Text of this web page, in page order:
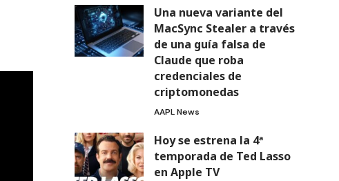
Una nueva variante del
MacSync Stealer a través
de una guía falsa de
Claude que roba
credenciales de
criptomonedas
AAPL News
Hoy se estrena la 4ª
temporada de Ted Lasso
en Apple TV